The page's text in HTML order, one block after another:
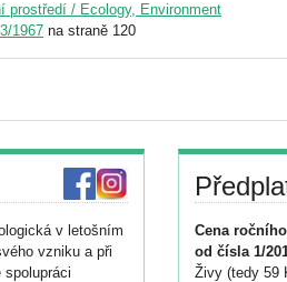
prostředí / Ecology, Environment
1967 na straně 120
v letošním
vzniku a při
Cena
od čísla 1/
Živy (tedy 59